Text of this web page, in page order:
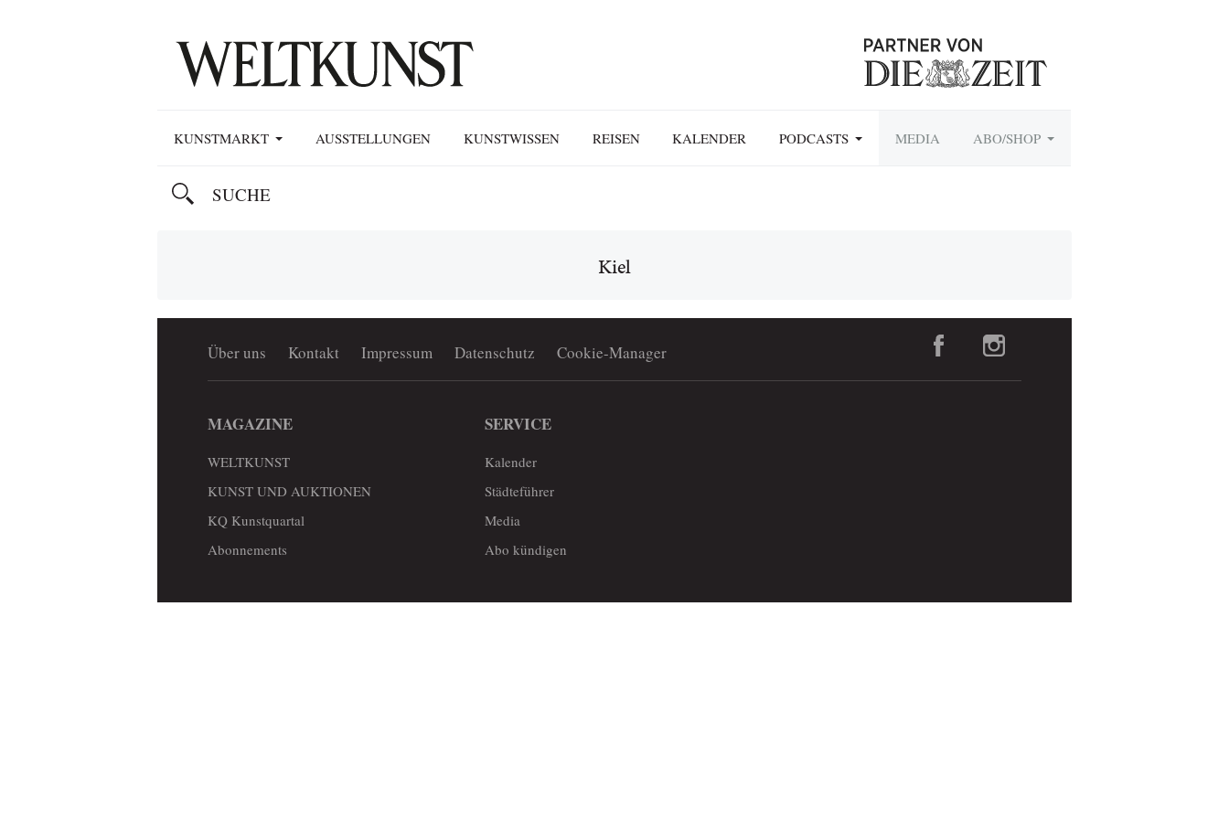
KUNSTMARKT AUSSTELLUNGEN KUNSTWISSEN REISEN KALENDER PODCASTS MEDIA ABO/SHOP
Kiel
Über uns Kontakt Impressum Datenschutz Cookie-Manager
MAGAZINE
WELTKUNST
KUNST UND AUKTIONEN
KQ Kunstquartal
Abonnements
SERVICE
Kalender
Städteführer
Media
Abo kündigen